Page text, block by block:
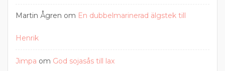
Martin Ågren om En dubbelmarinerad älgstek till
Henrik
Jimpa om God sojasås till lax